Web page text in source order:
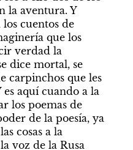
la aventura. Y
cuentos de
que los
verdad la
dice mortal, se
carpinchos que les
aquí cuando a la
los poemas de
de la poesía, ya
que lentamente volvía las cosas a la
voz de la Rusa